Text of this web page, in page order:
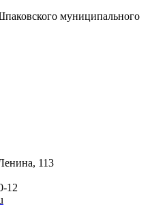
муниципального
113
12